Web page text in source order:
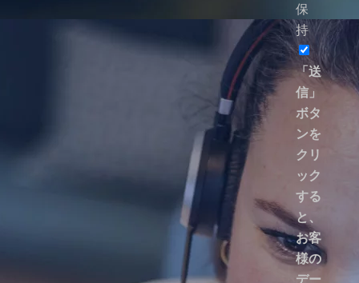
保
持
「送
信」
ボタ
ンを
クリ
ック
する
と、
お客
様の
デー